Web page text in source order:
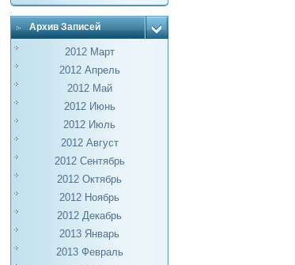
Архив Записей
2012 Март
2012 Апрель
2012 Май
2012 Июнь
2012 Июль
2012 Август
2012 Сентябрь
2012 Октябрь
2012 Ноябрь
2012 Декабрь
2013 Январь
2013 Февраль